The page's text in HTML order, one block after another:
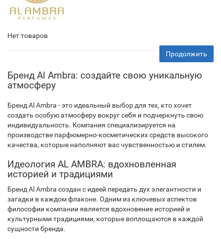
Нет товаров
Продолжить
Бренд Al Ambra: создайте свою уникальную
атмосферу
Бренд Al Ambra - это идеальный выбор для тех, кто хочет
создать особую атмосферу вокруг себя и подчеркнуть свою
индивидуальность. Компания специализируется на
производстве парфюмерно-косметических средств высокого
качества, которые наполняют вас чувственностью и стилем.
Идеология AL AMBRA: вдохновленная
историей и традициями
Бренд Al Ambra создан с идеей передать дух элегантности и
загадки в каждом флаконе. Одним из ключевых аспектов
философии компании является вдохновение историей и
культурными традициями, которые воплощаются в каждой
сущности бренда.